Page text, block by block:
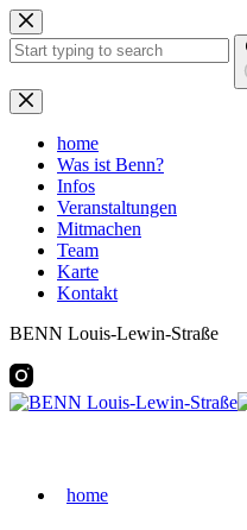
Zum
Inhalt
springen
Keine
Ergebnisse
home
Was ist Benn?
Infos
Veranstaltungen
Mitmachen
Team
Karte
Kontakt
BENN Louis-Lewin-Straße
home